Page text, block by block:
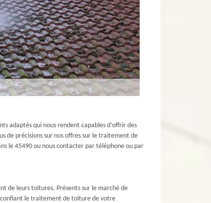
adaptés qui nous rendent capables d’offrir des
de précisions sur nos offres sur le traitement de
le 45490 ou nous contacter par téléphone ou par
de leurs toitures. Présents sur le marché de
confiant le traitement de toiture de votre